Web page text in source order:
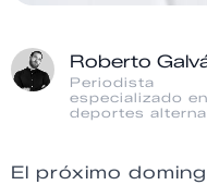
Roberto
Periodista
especializado en
deportes
El próximo